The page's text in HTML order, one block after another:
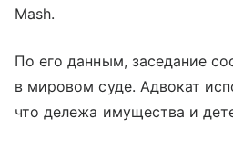
Mash.
По его данным, заседание
в мировом суде. Адвокат
что дележа имущества и